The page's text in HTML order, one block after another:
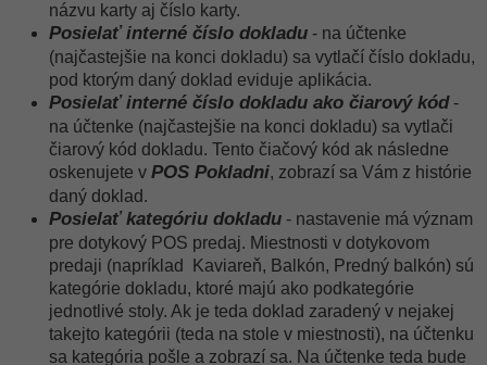
názvu karty aj číslo karty.
Posielať interné číslo dokladu - na účtenke
(najčastejšie na konci dokladu) sa vytlačí číslo dokladu,
pod ktorým daný doklad eviduje aplikácia.
Posielať interné číslo dokladu ako čiarový kód-
na účtenke (najčastejšie na konci dokladu) sa vytlači
čiarový kód dokladu. Tento čiačový kód ak následne
oskenujete v POS Pokladni, zobrazí sa Vám z histórie
daný doklad.
Posielať kategóriu dokladu - nastavenie má význam
pre dotykový POS predaj. Miestnosti v dotykovom
predaji (napríklad Kaviareň, Balkón, Predný balkón) sú
kategórie dokladu, ktoré majú ako podkategórie
jednotlivé stoly. Ak je teda doklad zaradený v nejakej
takejto kategórii (teda na stole v miestnosti), na účtenku
sa kategória pošle a zobrazí sa. Na účtenke teda bude